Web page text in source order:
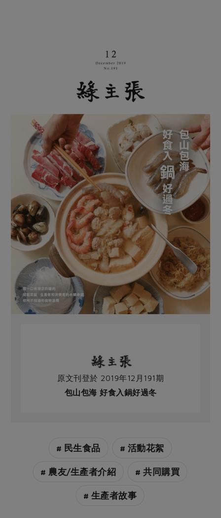
原文刊登於 2019年12月191期
包山包海 好食入鍋好過冬
# 民生食品 # 活動花絮
# 農友/生產者介紹 # 共同購買
# 生產者故事